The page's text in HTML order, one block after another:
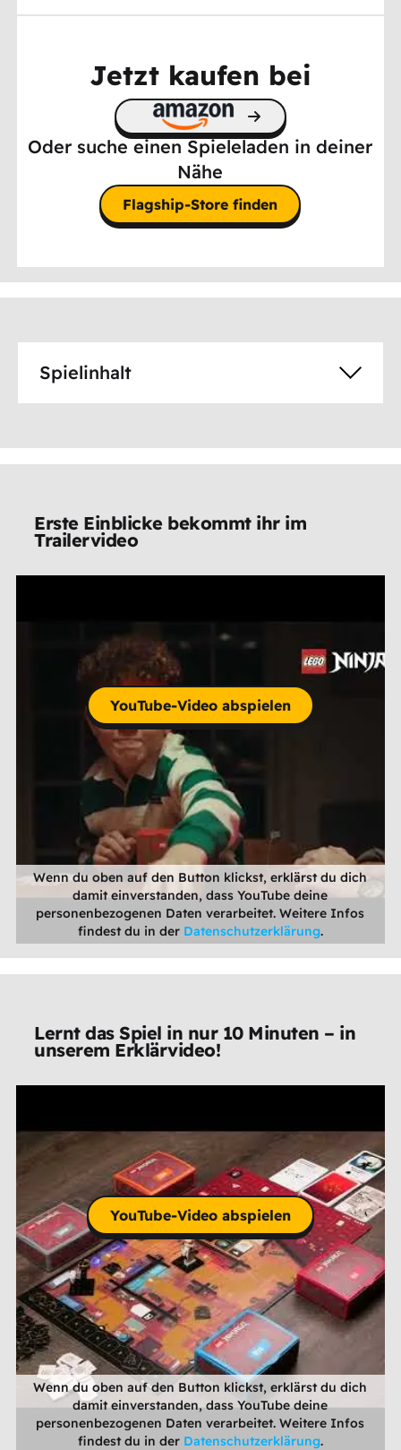
Jetzt kaufen bei
Oder suche einen Spieleladen in deiner
Nähe
Flagship-Store finden
Spielinhalt
Erste Einblicke bekommt ihr im
Trailervideo
YouTube-Video abspielen
Wenn du oben auf den Button klickst, erklärst du dich
damit einverstanden, dass YouTube deine
personenbezogenen Daten verarbeitet. Weitere Infos
findest du in der Datenschutzerklärung.
Lernt das Spiel in nur 10 Minuten – in
unserem Erklärvideo!
YouTube-Video abspielen
Wenn du oben auf den Button klickst, erklärst du dich
damit einverstanden, dass YouTube deine
personenbezogenen Daten verarbeitet. Weitere Infos
findest du in der Datenschutzerklärung.